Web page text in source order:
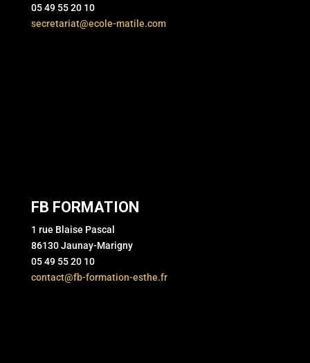
05 49 55 20 10
secretariat@ecole-matile.com
FB FORMATION
1 rue Blaise Pascal
86130 Jaunay-Marigny
05 49 55 20 10
contact@fb-formation-esthe.fr